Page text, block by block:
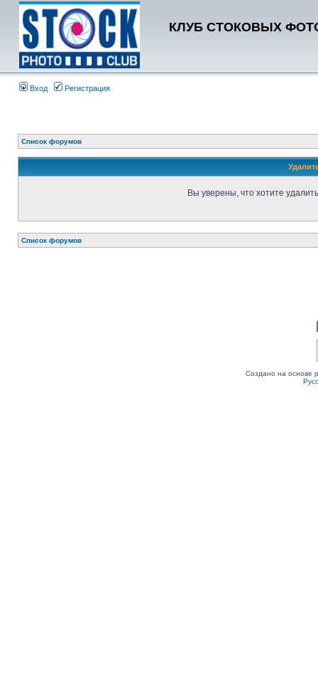
КЛУБ СТОКОВЫХ
Вход Регистрация
Список форумов
Вы уверены, что хотите
Список форумов
Создано на основе